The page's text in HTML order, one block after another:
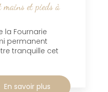
mains et pieds à
la Fournarie
permanent
tranquille cet
En savoir plus